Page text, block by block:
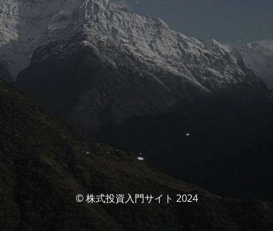
© 株式投資入門サイト 2024